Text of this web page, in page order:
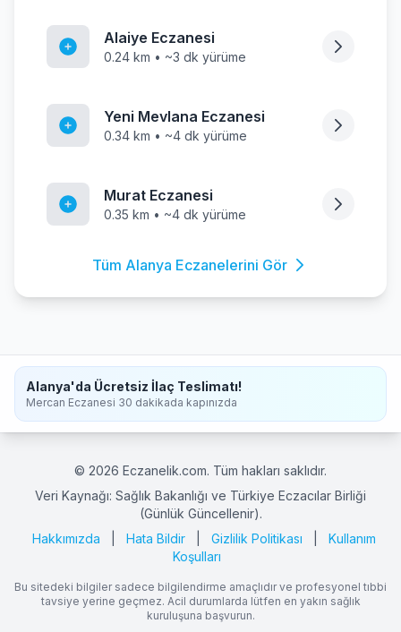
Alaiye Eczanesi
0.24 km • ~3 dk yürüme
Yeni Mevlana Eczanesi
0.34 km • ~4 dk yürüme
Murat Eczanesi
0.35 km • ~4 dk yürüme
Tüm Alanya Eczanelerini Gör
Alanya'da Ücretsiz İlaç Teslimatı!
Mercan Eczanesi 30 dakikada kapınızda
© 2026 Eczanelik.com. Tüm hakları saklıdır.
Veri Kaynağı: Sağlık Bakanlığı ve Türkiye Eczacılar Birliği
(Günlük Güncellenir).
Hakkımızda
Hata Bildir Gizlilik Politikası
Kullanım
Koşulları
Bu sitedeki bilgiler sadece bilgilendirme amaçlıdır ve profesyonel tıbbi
tavsiye yerine geçmez. Acil durumlarda lütfen en yakın sağlık
kuruluşuna başvurun.